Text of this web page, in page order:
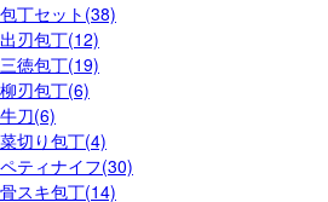
包丁セット(38)
出刃包丁(12)
三徳包丁(19)
柳刃包丁(6)
牛刀(6)
菜切り包丁(4)
ペティナイフ(30)
骨スキ包丁(14)